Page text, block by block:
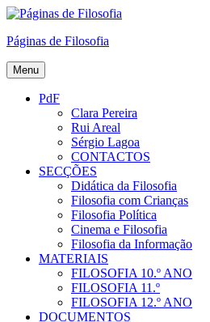
Skip
content
Páginas de Filosofia
Menu
PdF
Clara Pereira
Rui Areal
Sérgio Lagoa
CONTACTOS
SECÇÕES
Didática da Filosofia
Filosofia com Crianças
Filosofia Política
Cinema e Filosofia
Filosofia da Informação
MATERIAIS
FILOSOFIA 10.º ANO
FILOSOFIA 11.º
FILOSOFIA 12.º ANO
DOCUMENTOS